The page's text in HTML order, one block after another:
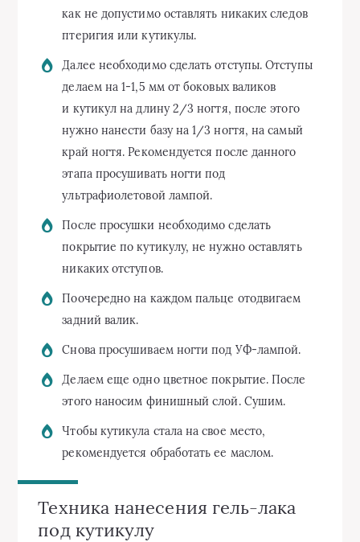
как не допустимо оставлять никаких следов
птеригия или кутикулы.
Далее необходимо сделать отступы. Отступы
делаем на1-1,5 мм от боковых валиков
и кутикул на длину 2/3 ногтя, после этого
нужно нанести базу на 1/3 ногтя, на самый
край ногтя. Рекомендуется после данного
этапа просушивать ногти под
ультрафиолетовой лампой.
После просушки необходимо сделать
покрытие по кутикулу, не нужно оставлять
никаких отступов.
Поочередно на каждом пальце отодвигаем
задний валик.
Снова просушиваем ногти под УФ-лампой.
Делаем еще одно цветное покрытие. После
этого наносим финишный слой. Сушим.
Чтобы кутикула стала на свое место,
рекомендуется обработать ее маслом.
Техника нанесения гель-лака
под кутикулу